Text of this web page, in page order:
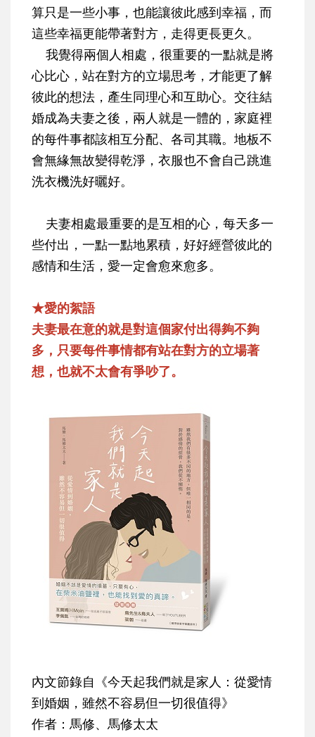
算只是一些小事，也能讓彼此感到幸福，而
這些幸福更能帶著對方，走得更長更久。
我覺得兩個人相處，很重要的一點就是將
心比心，站在對方的立場思考，才能更了解
彼此的想法，產生同理心和互助心。交往結
婚成為夫妻之後，兩人就是一體的，家庭裡
的每件事都該相互分配、各司其職。地板不
會無緣無故變得乾淨，衣服也不會自己跳進
洗衣機洗好曬好。
夫妻相處最重要的是互相的心，每天多一
些付出，一點一點地累積，好好經營彼此的
感情和生活，愛一定會愈來愈多。
★愛的絮語
夫妻最在意的就是對這個家付出得夠不夠
多，只要每件事情都有站在對方的立場著
想，也就不太會有爭吵了。
內文節錄自《今天起我們就是家人：從愛情
到婚姻，雖然不容易但一切很值得》
作者：馬修、馬修太太